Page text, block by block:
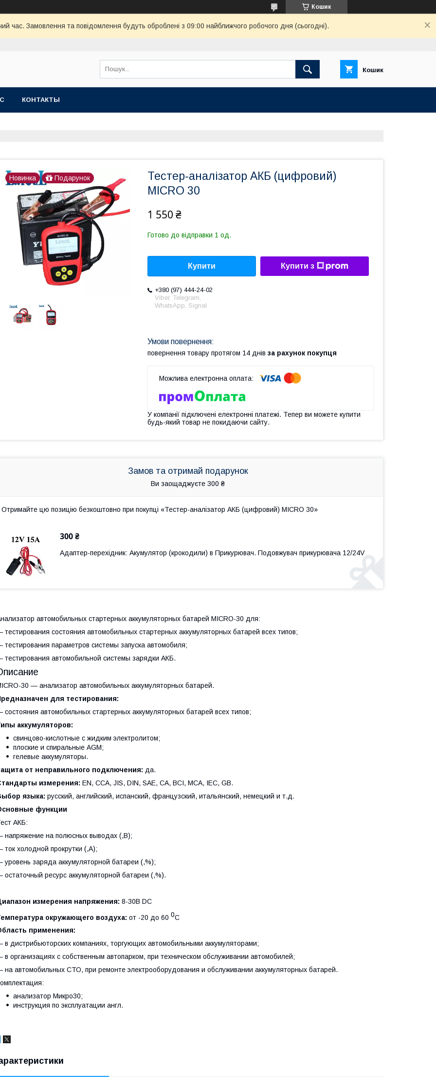
Кошик
час. Замовлення та повідомлення будуть оброблені з 09:00 найближчого робочого дня (сьогодні).
Кошик
КОНТАКТЫ
Новинка Подарунок
Тестер-аналізатор АКБ (цифровий)
MICRO 30
1 550 ₴
Готово до відправки 1 од.
Купити Купити з
+380 (97) 444-24-02
Viber, Telegram,
WhatsApp, Signal
повернення товару протягом 14 днів за рахунок покупця
У компанії підключені електронні платежі. Тепер ви можете купити
будь-який товар не покидаючи сайту.
Замов та отримай подарунок
Ви заощаджуєте 300 ₴
Отримайте цю позицію безкоштовно при покупці «Тестер-аналізатор АКБ (цифровий) MICRO 30»
300 ₴
Адаптер-перехідник: Акумулятор (крокодили) в Прикурювач. Подовжувач прикурювача 12/24V
автомобильных стартерных аккумуляторных батарей MICRO-30 для:
тестирования состояния автомобильных стартерных аккумуляторных батарей всех типов;
тестирования параметров системы запуска автомобиля;
тестирования автомобильной системы зарядки АКБ.
30 — анализатор автомобильных аккумуляторных батарей.
для тестирования:
состояния автомобильных стартерных аккумуляторных батарей всех типов;
аккумуляторов:
свинцово-кислотные с жидким электролитом;
плоские и спиральные AGM;
гелевые аккумуляторы.
от неправильного подключения: да.
измерения: EN, CCA, JIS, DIN, SAE, CA, BCI, MCA, IEC, GB.
языка: русский, английский, испанский, французский, итальянский, немецкий и т.д.
функции
АКБ:
напряжение на полюсных выводах (,В);
ток холодной прокрутки (,А);
уровень заряда аккумуляторной батареи (,%);
остаточный ресурс аккумуляторной батареи (,%).
измерения напряжения: 8-30В DC
окружающего воздуха: от -20 до 60 0С
применения:
в дистрибьюторских компаниях, торгующих автомобильными аккумуляторами;
в организациях с собственным автопарком, при техническом обслуживании автомобилей;
на автомобильных СТО, при ремонте электрооборудования и обслуживании аккумуляторных батарей.
анализатор Микро30;
инструкция по эксплуатации англ.